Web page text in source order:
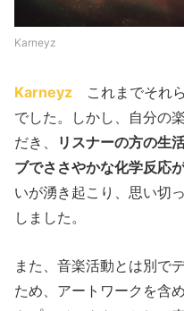
Karneyz
Karneyz これまでそれ
でした。しかし、自分の
だき、
リスナーの方の生
ブでささやかな化学反応
いが湧き起こり、思い切
しました。
また、音楽活動とは別で
ため、アートワークを含